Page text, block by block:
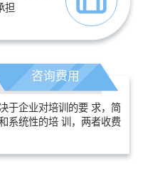
担
咨询费用
于企业对培训的要 求，简
系统性的培 训，两者收费